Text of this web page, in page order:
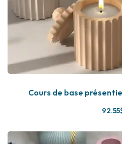
Cours de base
92.55